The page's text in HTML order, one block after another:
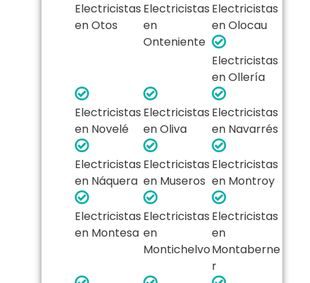
Electricistas
en Otos
Electricistas
en
Onteniente
Electricistas
en Olocau
Electricistas
en Ollería
Electricistas
en Novelé
Electricistas
en Oliva
Electricistas
en Navarrés
Electricistas
en Náquera
Electricistas
en Museros
Electricistas
en Montroy
Electricistas
en Montesa
Electricistas
en
Montichelvo
Electricistas
en
Montaberne
r